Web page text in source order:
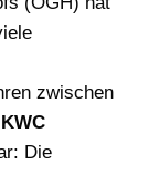
zwischen
KWC
Die